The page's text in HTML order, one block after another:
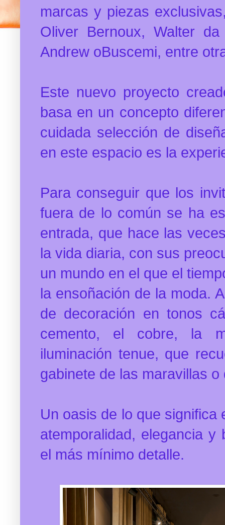
marcas y piezas
Oliver Bernoux, Walter
Andrew oBuscemi, entre
Este nuevo proyecto
basa en un concepto
cuidada selección de
en este espacio es la
Para conseguir que los
fuera de lo común se ha
entrada, que hace las
la vida diaria, con sus
un mundo en el que el
la ensoñación de la moda.
de decoración en tonos
cemento, el cobre, la
iluminación tenue, que
gabinete de las maravillas
Un oasis de lo que significa
atemporalidad, elegancia
el más mínimo detalle.